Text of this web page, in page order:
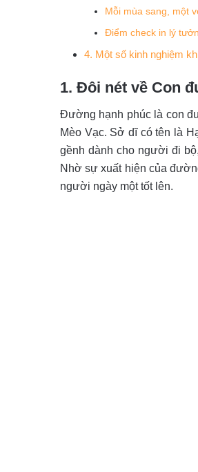
Mỗi mùa sang, một
Điểm check in lý
4. Một số kinh nghiệm
1. Đôi nét về Con
Đường hạnh phúc là con
Mèo Vạc. Sở dĩ có tên là
gềnh dành cho người đi
Nhờ sự xuất hiện của
người ngày một tốt lên.